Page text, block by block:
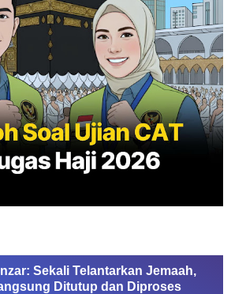
Sekali Telantarkan Jemaah,
Ditutup dan Diproses